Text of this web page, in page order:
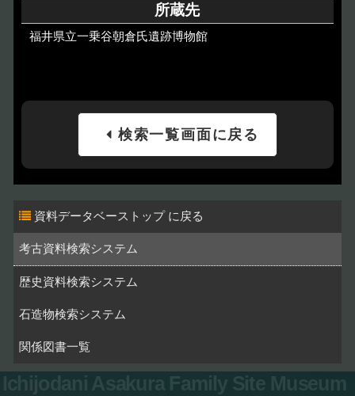
所蔵先
福井県立一乗谷朝倉氏遺跡博物館
検索一覧画面に戻る
資料データベーストップ
考古資料検索システム
歴史資料検索システム
石造物検索システム
関係図書一覧
Ichijodani Asakura Family Site Museum